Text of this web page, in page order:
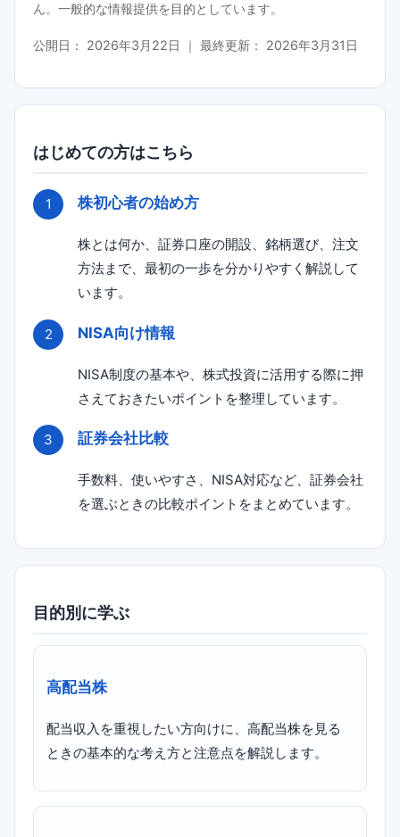
ん。一般的な情報提供を目的としています。
公開日： 2026年3月22日 ｜ 最終更新： 2026年3月31日
はじめての方はこちら
株初心者の始め方
株とは何か、証券口座の開設、銘柄選び、注文
方法まで、最初の一歩を分かりやすく解説して
います。
NISA向け情報
NISA制度の基本や、株式投資に活用する際に押
さえておきたいポイントを整理しています。
証券会社比較
手数料、使いやすさ、NISA対応など、証券会社
を選ぶときの比較ポイントをまとめています。
目的別に学ぶ
高配当株
配当収入を重視したい方向けに、高配当株を見る
ときの基本的な考え方と注意点を解説します。